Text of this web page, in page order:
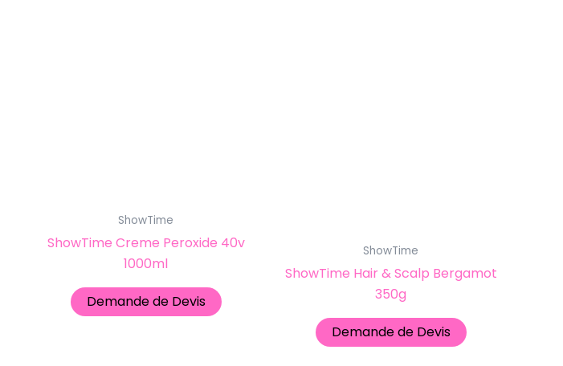
ShowTime
ShowTime Creme Peroxide 40v
1000ml
Demande de Devis
ShowTime
ShowTime Hair & Scalp Bergamot
350g
Demande de Devis